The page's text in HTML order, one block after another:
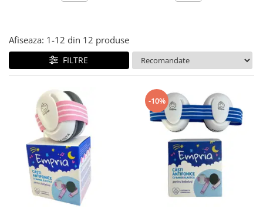
Afiseaza: 1-12 din 12 produse
FILTRE
-10%